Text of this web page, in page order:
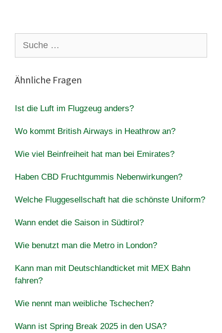
nach:
Ähnliche Fragen
Ist die Luft im Flugzeug anders?
Wo kommt British Airways in Heathrow an?
Wie viel Beinfreiheit hat man bei Emirates?
Haben CBD Fruchtgummis Nebenwirkungen?
Welche Fluggesellschaft hat die schönste Uniform?
Wann endet die Saison in Südtirol?
Wie benutzt man die Metro in London?
Kann man mit Deutschlandticket mit MEX Bahn
fahren?
Wie nennt man weibliche Tschechen?
Wann ist Spring Break 2025 in den USA?